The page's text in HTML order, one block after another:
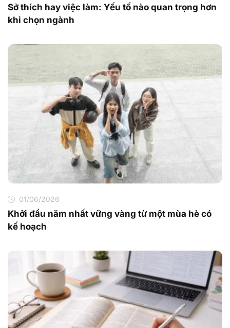
Sở thích hay việc làm: Yếu tố nào quan trọng hơn
khi chọn ngành
01/06/2026
Khởi đầu năm nhất vững vàng từ một mùa hè có
kế hoạch